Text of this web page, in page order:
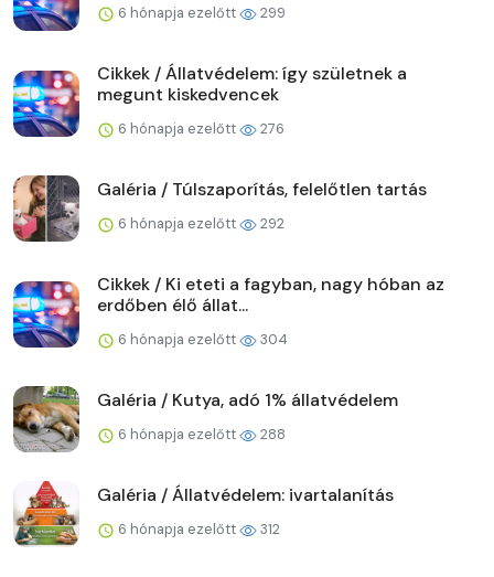
6 hónapja ezelőtt 299
Cikkek / Állatvédelem: így születnek a
megunt kiskedvencek
6 hónapja ezelőtt 276
Galéria / Túlszaporítás, felelőtlen tartás
6 hónapja ezelőtt 292
Cikkek / Ki eteti a fagyban, nagy hóban az
erdőben élő állat...
6 hónapja ezelőtt 304
Galéria / Kutya, adó 1% állatvédelem
6 hónapja ezelőtt 288
Galéria / Állatvédelem: ivartalanítás
6 hónapja ezelőtt 312